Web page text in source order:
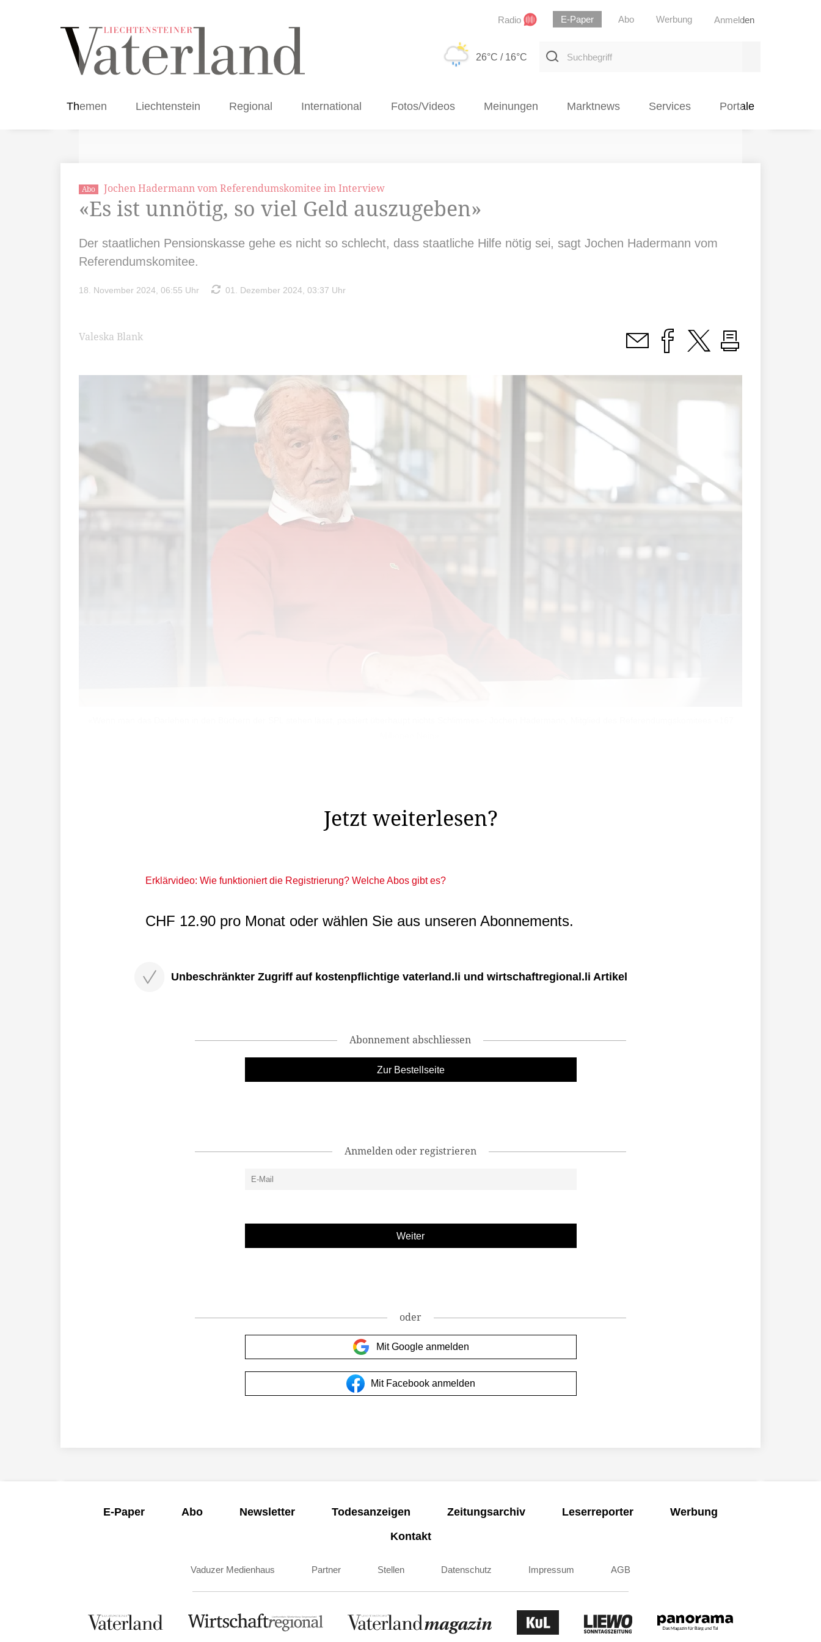
Radio E-Paper Abo Werbung Anmelden
26°C / 16°C
Suchbegriff
Themen Liechtenstein Regional International Fotos/Videos Meinungen Marktnews Services Portale
Abo Jochen Hadermann vom Referendumskomitee im Interview
«Es ist unnötig, so viel Geld auszugeben»
Der staatlichen Pensionskasse gehe es nicht so schlecht, dass staatliche Hilfe nötig sei, sagt Jochen Hadermann vom
Referendumskomitee.
18. November 2024, 06:55 Uhr 01. Dezember 2024, 03:37 Uhr
Valeska Blank
Jetzt weiterlesen?
Erklärvideo: Wie funktioniert die Registrierung? Welche Abos gibt es?
CHF 12.90 pro Monat oder wählen Sie aus unseren Abonnements.
Unbeschränkter Zugriff auf kostenpflichtige vaterland.li und wirtschaftregional.li Artikel
Abonnement abschliessen
Zur Bestellseite
Anmelden oder registrieren
oder
Mit Google anmelden
Mit Facebook anmelden
E-Paper Abo Newsletter Todesanzeigen Zeitungsarchiv Leserreporter
Werbung
Kontakt
Vaduzer Medienhaus Partner Stellen Datenschutz Impressum AGB